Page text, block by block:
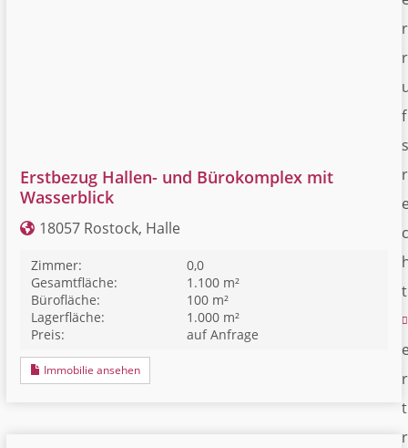
Erstbezug Hallen- und Bürokomplex mit
Wasserblick
18057 Rostock, Halle
Zimmer:
0,0
Gesamtfläche:
1.100 m²
Bürofläche:
100 m²
Lagerfläche:
1.000 m²
Preis:
auf Anfrage
Immobilie ansehen
r
r
f
s
r
c
t
r
t
r